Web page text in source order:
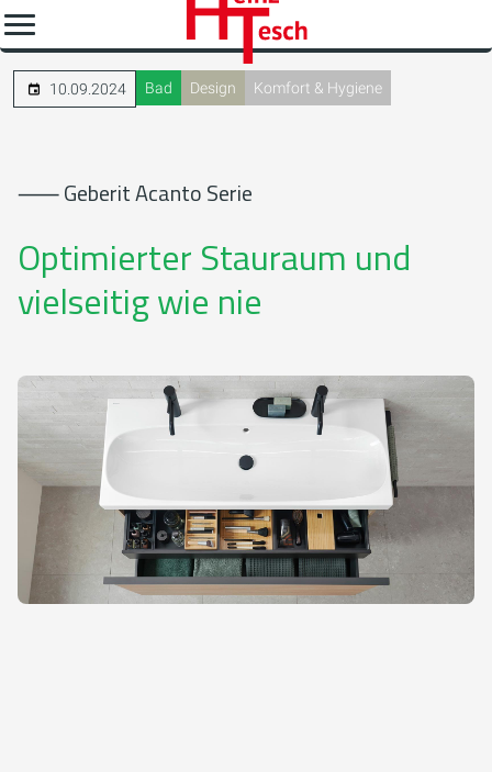
10.09.2024 Bad Design Komfort & Hygiene
⸺ Geberit Acanto Serie
Optimierter Stauraum und
vielseitig wie nie